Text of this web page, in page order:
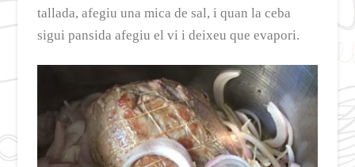
tallada, afegiu una mica de sal, i quan la ceba
sigui pansida afegiu el vi i deixeu que evapori.